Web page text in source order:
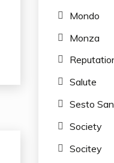
Mondo
Monza
Salute
Sesto
Society
Socitey